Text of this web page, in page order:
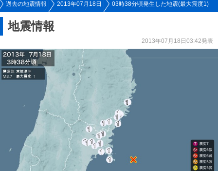
過去の地震情報 2013年07月18日 03時38分頃発生した地震(最大震度1)
地震情報
2013年07月18日03:42発表